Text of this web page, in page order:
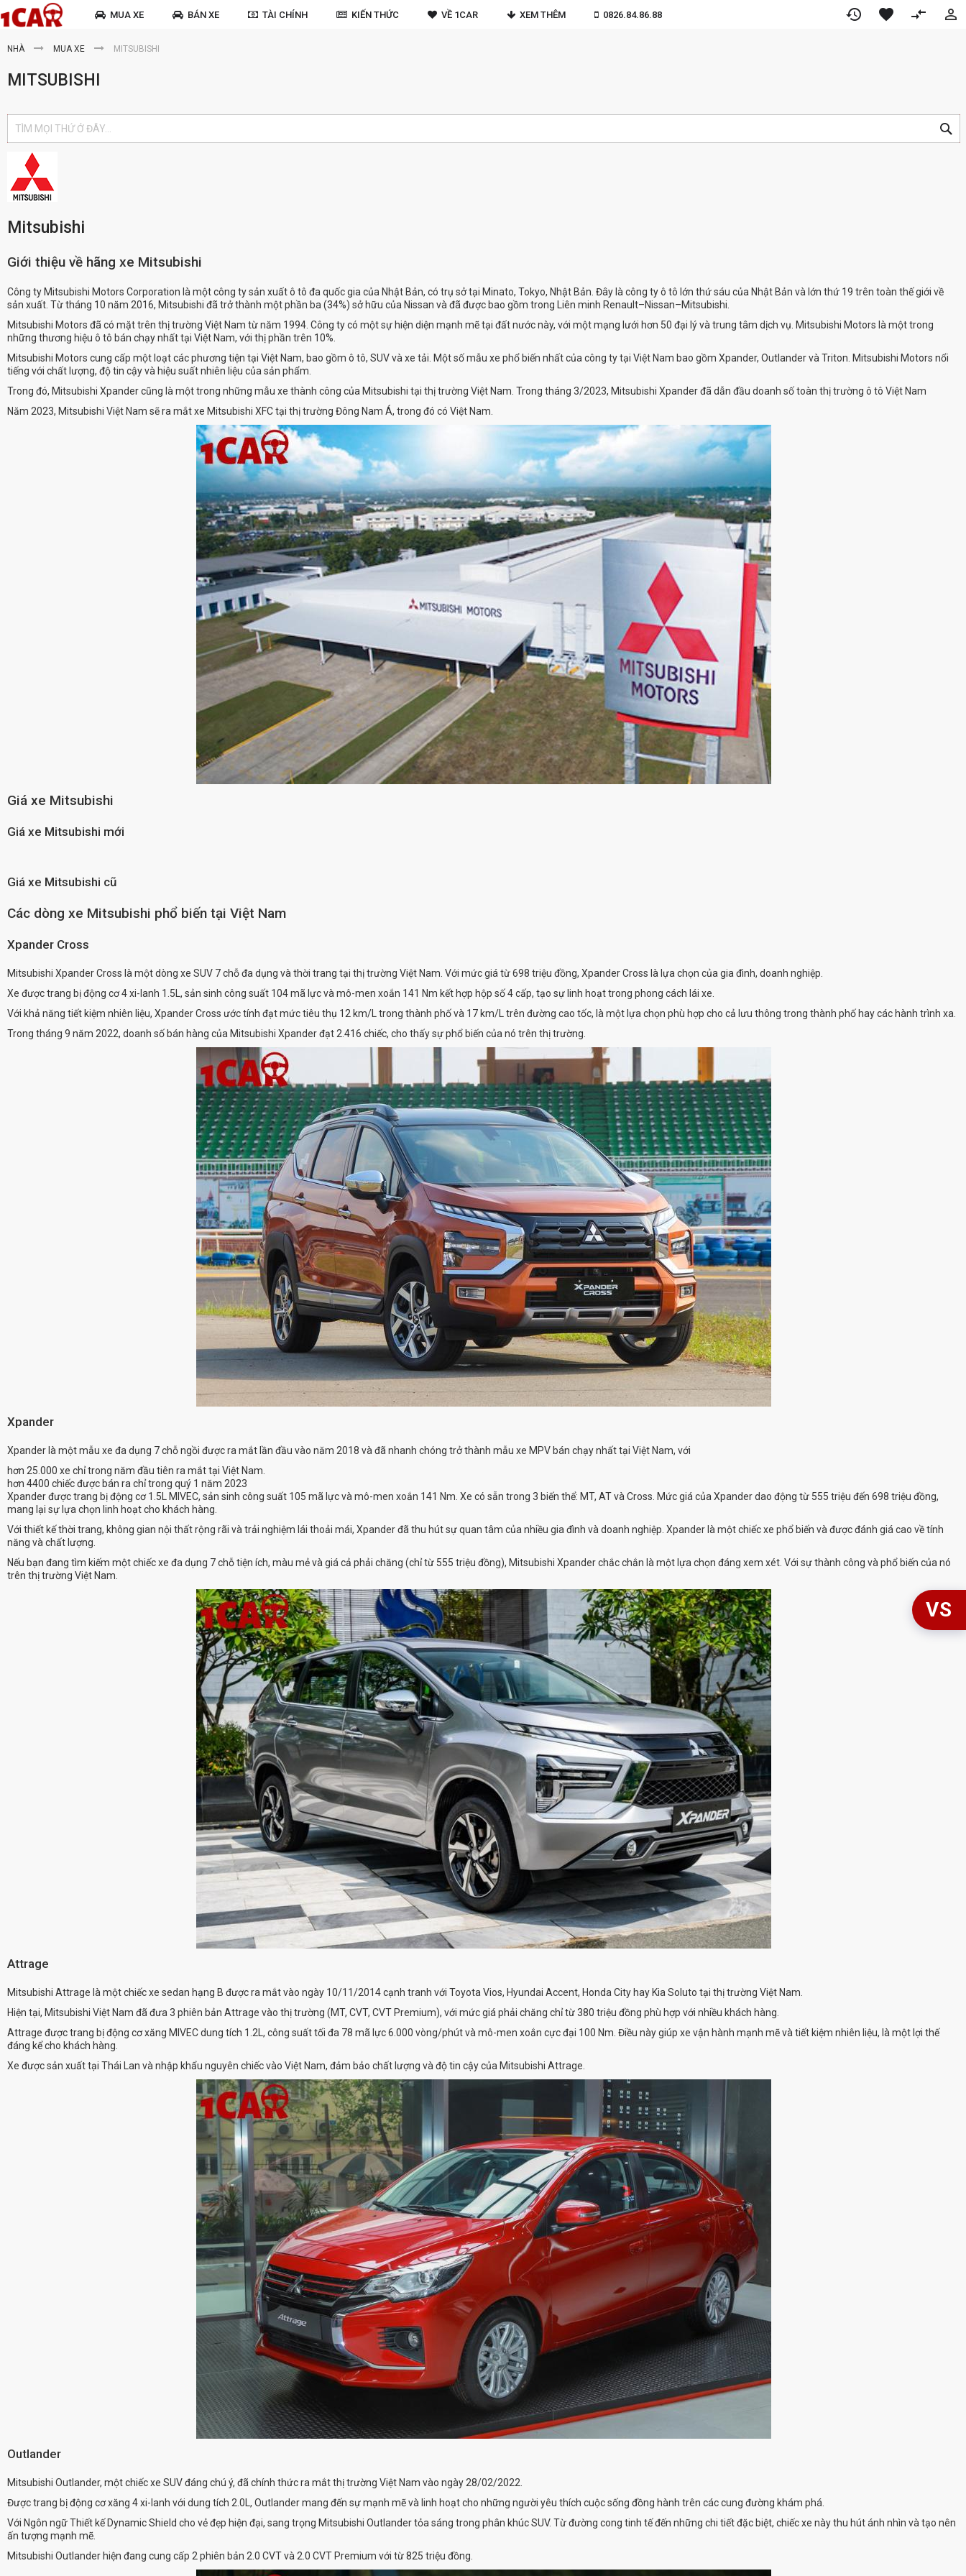
MUA XE BÁN XE TÀI CHÍNH KIẾN THỨC VỀ 1CAR XEM THÊM 0826.84.86.88 restore favorite compare_arrows
NHÀ MUA XE MITSUBISHI
MITSUBISHI
Mitsubishi
Giới thiệu về hãng xe Mitsubishi
Công ty Mitsubishi Motors Corporation là một công ty sản xuất ô tô đa quốc gia của Nhật Bản, có trụ sở tại Minato, Tokyo, Nhật Bản. Đây là công ty ô tô lớn thứ sáu của Nhật Bản và lớn thứ 19 trên toàn thế giới về
sản xuất. Từ tháng 10 năm 2016, Mitsubishi đã trở thành một phần ba (34%) sở hữu của Nissan và đã được bao gồm trong Liên minh Renault–Nissan–Mitsubishi.
Mitsubishi Motors đã có mặt trên thị trường Việt Nam từ năm 1994. Công ty có một sự hiện diện mạnh mẽ tại đất nước này, với một mạng lưới hơn 50 đại lý và trung tâm dịch vụ. Mitsubishi Motors là một trong
những thương hiệu ô tô bán chạy nhất tại Việt Nam, với thị phần trên 10%.
Mitsubishi Motors cung cấp một loạt các phương tiện tại Việt Nam, bao gồm ô tô, SUV và xe tải. Một số mẫu xe phổ biến nhất của công ty tại Việt Nam bao gồm Xpander, Outlander và Triton. Mitsubishi Motors nổi
tiếng với chất lượng, độ tin cậy và hiệu suất nhiên liệu của sản phẩm.
Trong đó, Mitsubishi Xpander cũng là một trong những mẫu xe thành công của Mitsubishi tại thị trường Việt Nam. Trong tháng 3/2023, Mitsubishi Xpander đã dẫn đầu doanh số toàn thị trường ô tô Việt Nam
Năm 2023, Mitsubishi Việt Nam sẽ ra mắt xe Mitsubishi XFC tại thị trường Đông Nam Á, trong đó có Việt Nam.
Giá xe Mitsubishi
Giá xe Mitsubishi mới
Giá xe Mitsubishi cũ
Các dòng xe Mitsubishi phổ biến tại Việt Nam
Xpander Cross
Mitsubishi Xpander Cross là một dòng xe SUV 7 chỗ đa dụng và thời trang tại thị trường Việt Nam. Với mức giá từ 698 triệu đồng, Xpander Cross là lựa chọn của gia đình, doanh nghiệp.
Xe được trang bị động cơ 4 xi-lanh 1.5L, sản sinh công suất 104 mã lực và mô-men xoắn 141 Nm kết hợp hộp số 4 cấp, tạo sự linh hoạt trong phong cách lái xe.
Với khả năng tiết kiệm nhiên liệu, Xpander Cross ước tính đạt mức tiêu thụ 12 km/L trong thành phố và 17 km/L trên đường cao tốc, là một lựa chọn phù hợp cho cả lưu thông trong thành phố hay các hành trình xa.
Trong tháng 9 năm 2022, doanh số bán hàng của Mitsubishi Xpander đạt 2.416 chiếc, cho thấy sự phổ biến của nó trên thị trường.
Xpander
Xpander là một mẫu xe đa dụng 7 chỗ ngồi được ra mắt lần đầu vào năm 2018 và đã nhanh chóng trở thành mẫu xe MPV bán chạy nhất tại Việt Nam, với
hơn 25.000 xe chỉ trong năm đầu tiên ra mắt tại Việt Nam.
hơn 4400 chiếc được bán ra chỉ trong quý 1 năm 2023
Xpander được trang bị động cơ 1.5L MIVEC, sản sinh công suất 105 mã lực và mô-men xoắn 141 Nm. Xe có sẵn trong 3 biến thể: MT, AT và Cross. Mức giá của Xpander dao động từ 555 triệu đến 698 triệu đồng,
mang lại sự lựa chọn linh hoạt cho khách hàng.
Với thiết kế thời trang, không gian nội thất rộng rãi và trải nghiệm lái thoải mái, Xpander đã thu hút sự quan tâm của nhiều gia đình và doanh nghiệp. Xpander là một chiếc xe phổ biến và được đánh giá cao về tính
năng và chất lượng.
Nếu bạn đang tìm kiếm một chiếc xe đa dụng 7 chỗ tiện ích, màu mẻ và giá cả phải chăng (chỉ từ 555 triệu đồng), Mitsubishi Xpander chắc chắn là một lựa chọn đáng xem xét. Với sự thành công và phổ biến của nó
trên thị trường Việt Nam.
Attrage
Mitsubishi Attrage là một chiếc xe sedan hạng B được ra mắt vào ngày 10/11/2014 cạnh tranh với Toyota Vios, Hyundai Accent, Honda City hay Kia Soluto tại thị trường Việt Nam.
Hiện tại, Mitsubishi Việt Nam đã đưa 3 phiên bản Attrage vào thị trường (MT, CVT, CVT Premium), với mức giá phải chăng chỉ từ 380 triệu đồng phù hợp với nhiều khách hàng.
Attrage được trang bị động cơ xăng MIVEC dung tích 1.2L, công suất tối đa 78 mã lực 6.000 vòng/phút và mô-men xoắn cực đại 100 Nm. Điều này giúp xe vận hành mạnh mẽ và tiết kiệm nhiên liệu, là một lợi thế
đáng kể cho khách hàng.
Xe được sản xuất tại Thái Lan và nhập khẩu nguyên chiếc vào Việt Nam, đảm bảo chất lượng và độ tin cậy của Mitsubishi Attrage.
Outlander
Mitsubishi Outlander, một chiếc xe SUV đáng chú ý, đã chính thức ra mắt thị trường Việt Nam vào ngày 28/02/2022.
Được trang bị động cơ xăng 4 xi-lanh với dung tích 2.0L, Outlander mang đến sự mạnh mẽ và linh hoạt cho những người yêu thích cuộc sống đồng hành trên các cung đường khám phá.
Với Ngôn ngữ Thiết kế Dynamic Shield cho vẻ đẹp hiện đại, sang trọng Mitsubishi Outlander tỏa sáng trong phân khúc SUV. Từ đường cong tinh tế đến những chi tiết đặc biệt, chiếc xe này thu hút ánh nhìn và tạo nên
ấn tượng mạnh mẽ.
Mitsubishi Outlander hiện đang cung cấp 2 phiên bản 2.0 CVT và 2.0 CVT Premium với từ 825 triệu đồng.
VS